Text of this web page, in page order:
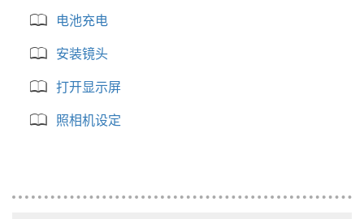
电池充电
安装镜头
打开显示屏
照相机设定